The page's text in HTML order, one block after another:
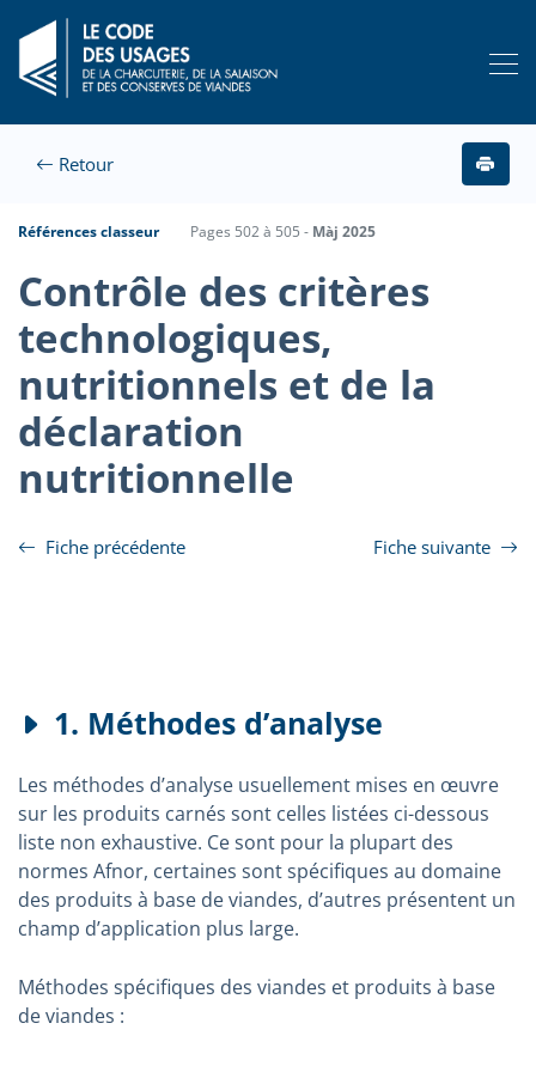
Retour
Références classeur Pages 502 à 505 - Màj 2025
Contrôle des critères
technologiques,
nutritionnels et de la
déclaration
nutritionnelle
Fiche précédente Fiche suivante
1. Méthodes d’analyse
Les méthodes d’analyse usuellement mises en œuvre
sur les produits carnés sont celles listées ci-dessous
liste non exhaustive. Ce sont pour la plupart des
normes Afnor, certaines sont spécifiques au domaine
des produits à base de viandes, d’autres présentent un
champ d’application plus large.
Méthodes spécifiques des viandes et produits à base
de viandes :